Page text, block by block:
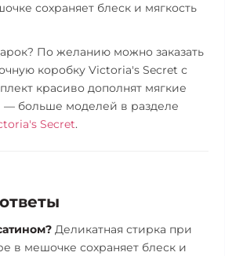
сохраняет блеск и мягкость
По желанию можно заказать
коробку Victoria's Secret с
красиво дополнят мягкие
— больше моделей в разделе
Secret.
Деликатная стирка при
в мешочке сохраняет блеск и